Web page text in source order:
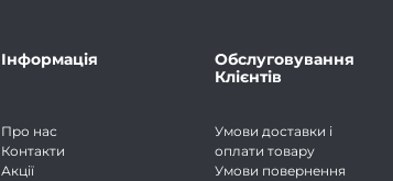
Інформація
Про нас
Контакти
Акції
Обслуговування
Клієнтів
Умови доставки і
оплати товару
Умови повернення